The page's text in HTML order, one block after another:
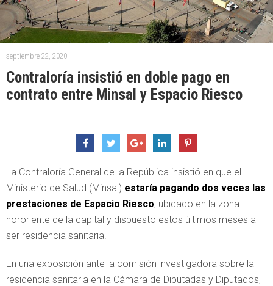
septiembre 22, 2020
Contraloría insistió en doble pago en
contrato entre Minsal y Espacio Riesco
La Contraloría General de la República insistió en que el
Ministerio de Salud (Minsal) estaría pagando dos veces las
prestaciones de Espacio Riesco, ubicado en la zona
nororiente de la capital y dispuesto estos últimos meses a
ser residencia sanitaria.
En una exposición ante la comisión investigadora sobre la
residencia sanitaria en la Cámara de Diputadas y Diputados,